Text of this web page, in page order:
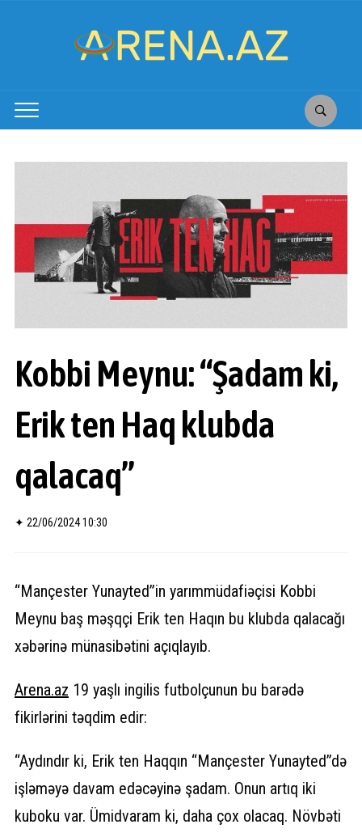
Kobbi Meynu: “Şadam ki,
Erik ten Haq klubda
qalacaq”
✦ 22/06/2024 10:30
“Mançester Yunayted”in yarımmüdafiəçisi Kobbi
Meynu baş məşqçi Erik ten Haqın bu klubda qalacağı
xəbərinə münasibətini açıqlayıb.
Arena.az 19 yaşlı ingilis futbolçunun bu barədə
fikirlərini təqdim edir:
“Aydındır ki, Erik ten Haqqın “Mançester Yunayted”də
işləməyə davam edəcəyinə şadam. Onun artıq iki
kuboku var. Ümidvaram ki, daha çox olacaq. Növbəti